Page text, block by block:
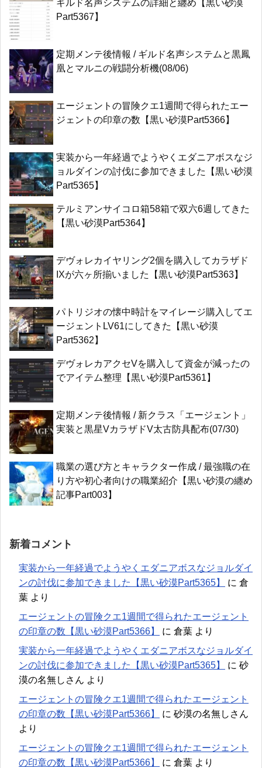
ギルド名声システムの詳細と纏め【黒い砂漠
Part5367】
定期メンテ後情報 / ギルド名声システムと黒鳳
凰とマルニの戦闘分析機(08/06)
エージェントの冒険クエ1週間で得られたエー
ジェントの印章の数【黒い砂漠Part5366】
実装から一年経過でようやくエダニアボスなジ
ョルダインの討伐に参加できました【黒い砂漠
Part5365】
テルミアンサイコロ箱58箱で双六6週してきた
【黒い砂漠Part5364】
デヴォレカイヤリング2個を購入してカラザド
IXが六ヶ所揃いました【黒い砂漠Part5363】
パトリジオの懐中時計をマイレージ購入してエ
ージェントLV61にしてきた【黒い砂漠
Part5362】
デヴォレカアクセVを購入して資金が減ったの
でアイテム整理【黒い砂漠Part5361】
定期メンテ後情報 / 新クラス「エージェント」
実装と黒星VカラザドV太古防具配布(07/30)
職業の選び方とキャラクター作成 / 最強職の在
り方や初心者向けの職業紹介【黒い砂漠の纏め
記事Part003】
新着コメント
実装から一年経過でようやくエダニアボスなジョルダイ
ンの討伐に参加できました【黒い砂漠Part5365】
に 倉
葉 より
エージェントの冒険クエ1週間で得られたエージェント
の印章の数【黒い砂漠Part5366】
に 倉葉 より
実装から一年経過でようやくエダニアボスなジョルダイ
ンの討伐に参加できました【黒い砂漠Part5365】
に 砂
漠の名無しさん より
エージェントの冒険クエ1週間で得られたエージェント
の印章の数【黒い砂漠Part5366】
に 砂漠の名無しさん
より
エージェントの冒険クエ1週間で得られたエージェント
の印章の数【黒い砂漠Part5366】
に 倉葉 より